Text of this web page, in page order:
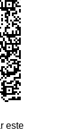
este